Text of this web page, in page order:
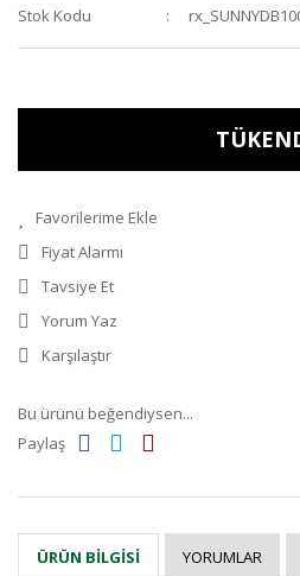
Stok Kodu
Fiyat Alarmı
Tavsiye Et
Yorum Yaz
Karşılaştır
Bu ürünü beğendiysen...
Paylaş
ÜRÜN BILGISI YORUMLAR